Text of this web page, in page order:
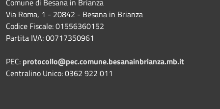
Comune di Besana in Brianza
Via Roma, 1 - 20842 - Besana in Brianza
Codice Fiscale: 01556360152
Partita IVA: 00717350961
PEC: protocollo@pec.comune.besanainbrianza.mb.it
Centralino Unico: 0362 922 011